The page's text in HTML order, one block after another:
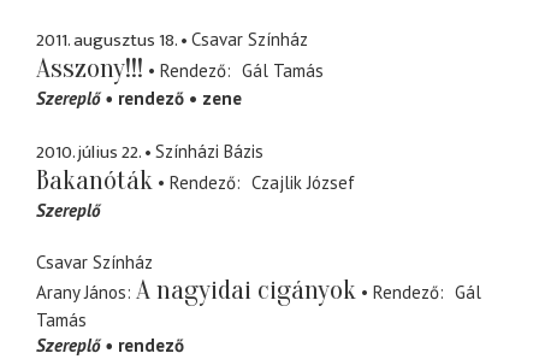
2011. augusztus 18. Csavar Színház
Asszony!!! Rendező
Gál Tamás
Szereplő
rendező zene
2010. július 22. Színházi Bázis
Bakanóták Rendező
Czajlik József
Szereplő
Csavar Színház
Arany János A nagyidai cigányok Rendező
Gál
Tamás
Szereplő
rendező